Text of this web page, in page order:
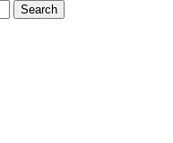
Search